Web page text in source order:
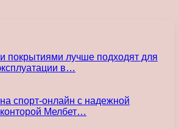
покрытиями лучше подходят для
в…
спорт-онлайн с надежной
Мелбет…